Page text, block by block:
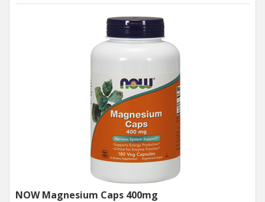
NOW Magnesium Caps 400mg